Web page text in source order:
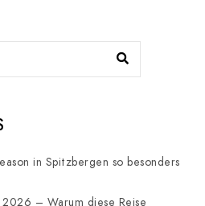
in Spitzbergen so besonders
– Warum diese Reise